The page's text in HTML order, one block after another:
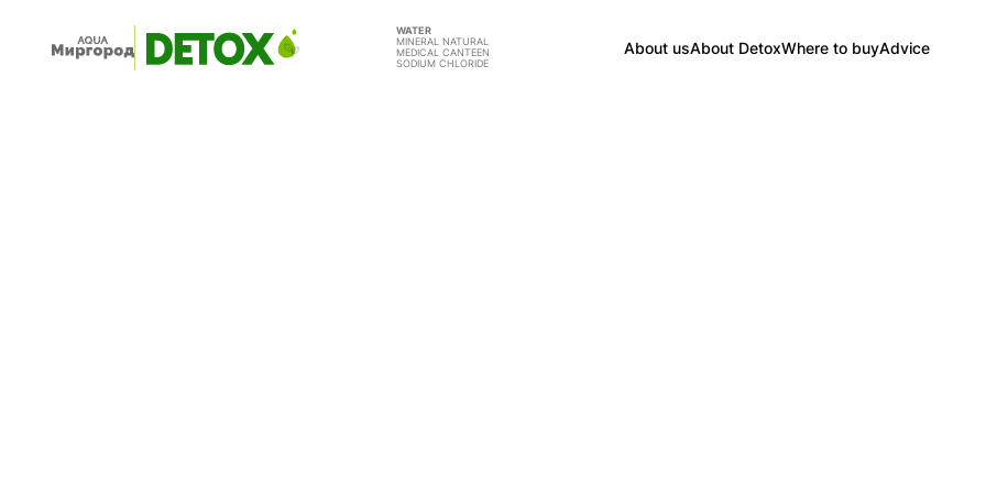
WATER
MINERAL NATURAL
MEDICAL CANTEEN
SODIUM CHLORIDE
About usAbout DetoxWhere to buyAdvice